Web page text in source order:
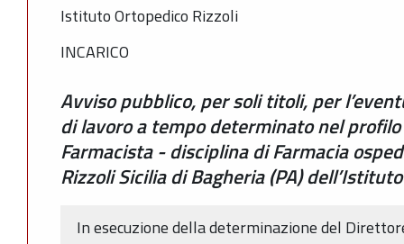
Istituto Ortopedico Rizzoli
INCARICO
Avviso pubblico, per soli titoli, per
di lavoro a tempo determinato nel
Farmacista - disciplina di Farmacia
Rizzoli Sicilia di Bagheria (PA)
In esecuzione della determinazione del